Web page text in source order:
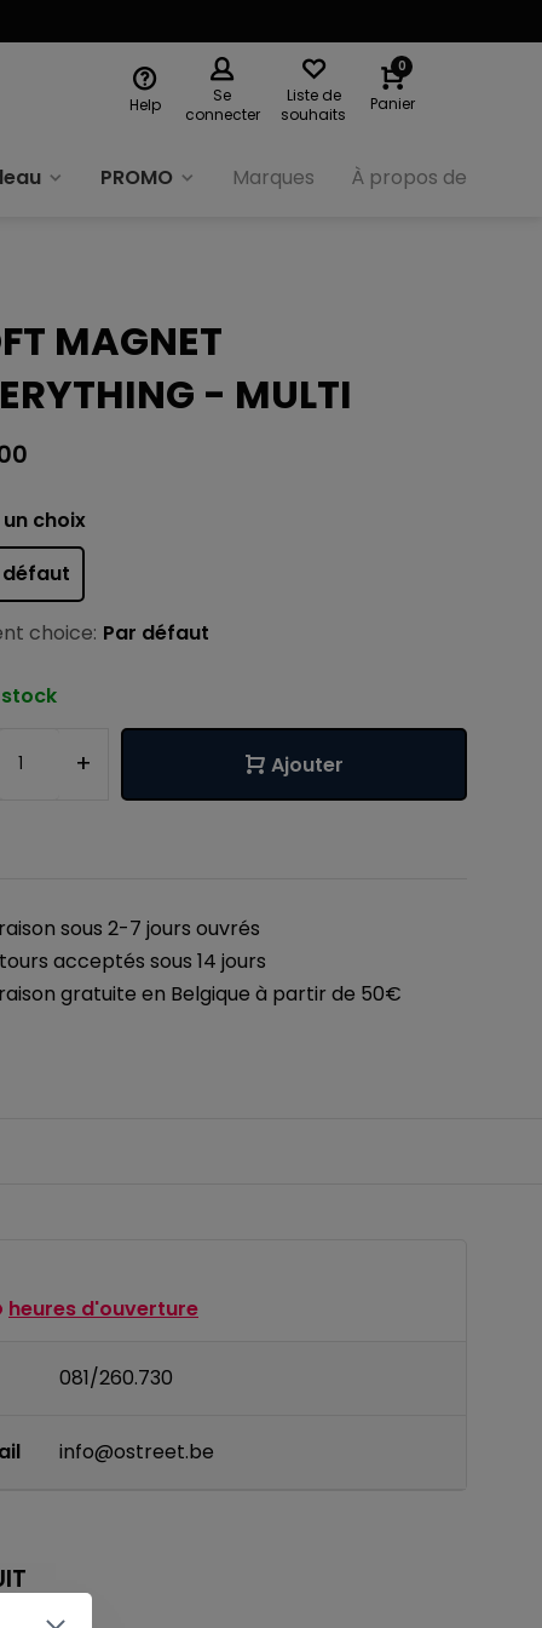
Help
Se
connecter
Liste de
souhaits
0
Panier
PROMO Marques À propos de nous
MAGNET
- MULTI
choix
défaut
choice: Par défaut
stock
+ Ajouter
sous 2-7 jours ouvrés
acceptés sous 14 jours
gratuite en Belgique à partir de 50€
heures d'ouverture
081/260.730
info@ostreet.be